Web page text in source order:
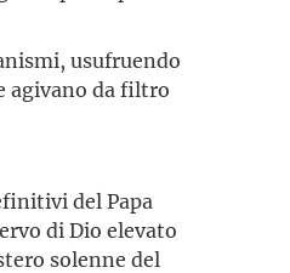
usufruendo
agivano da filtro
del Papa
di Dio elevato
solenne del